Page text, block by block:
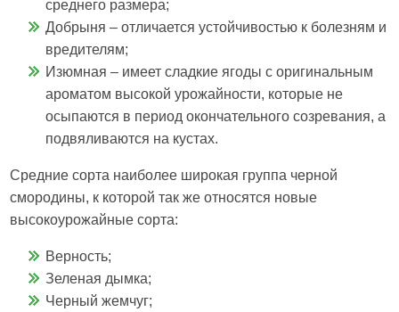
среднего размера;
Добрыня – отличается устойчивостью к болезням и
вредителям;
Изюмная – имеет сладкие ягоды с оригинальным
ароматом высокой урожайности, которые не
осыпаются в период окончательного созревания, а
подвяливаются на кустах.
Средние сорта наиболее широкая группа черной
смородины, к которой так же относятся новые
высокоурожайные сорта:
Верность;
Зеленая дымка;
Черный жемчуг;